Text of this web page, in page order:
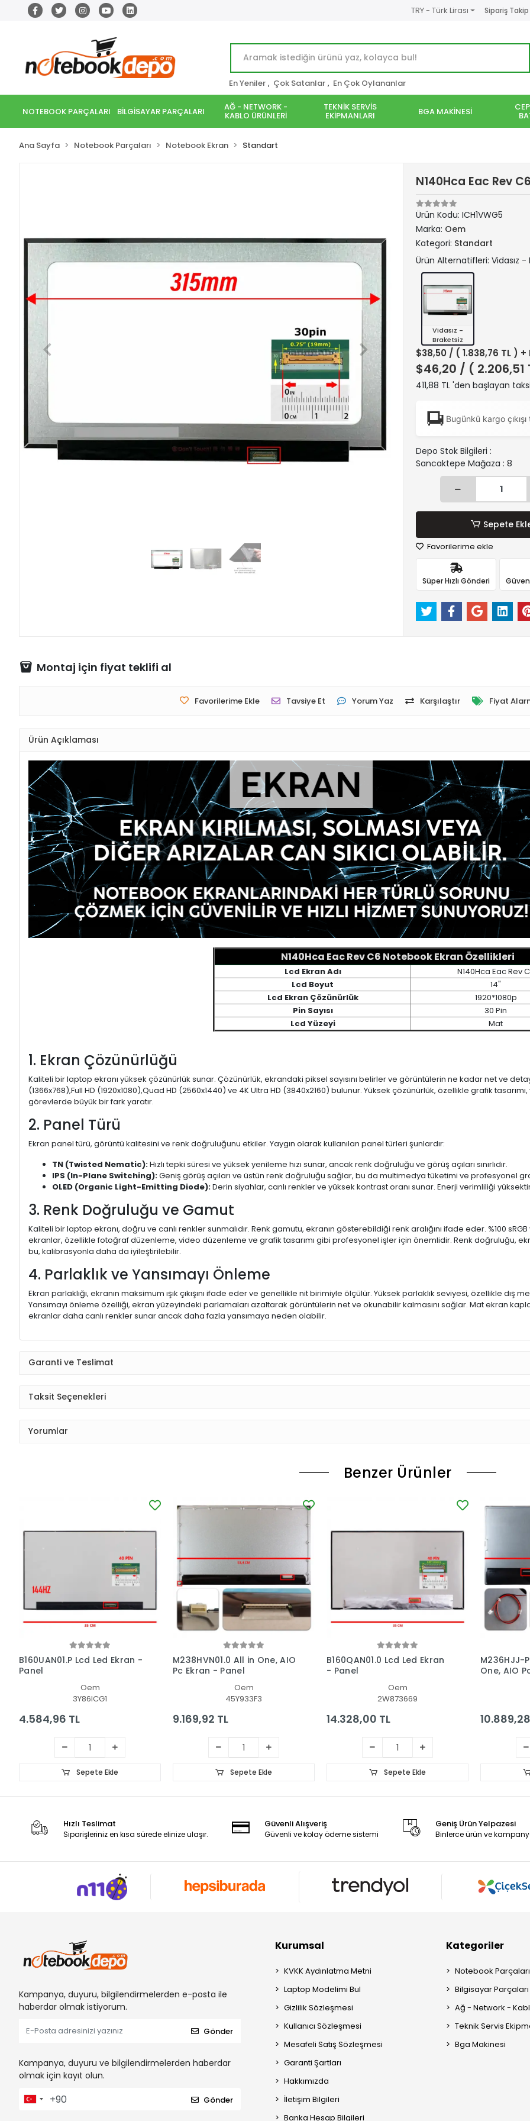
TRY - Türk Lirası Sipariş Takip
En Yeniler , Çok Satanlar , En Çok Oylananlar
NOTEBOOK PARÇALARI BİLGİSAYAR PARÇALARI AĞ - NETWORK -
KABLO ÜRÜNLERİ
TEKNİK SERVİS
EKİPMANLARI BGA MAKİNESİ
Ana Sayfa Notebook Parçaları Notebook Ekran Standart
N140Hca Eac Rev
Ürün Kodu: ICH1VWG5
Marka: Oem
Kategori: Standart
Ürün Alternatifleri: Vidasız -
Vidasız -
Braketsiz
$38,50 / ( 1.838,76 TL ) +
$46,20 / ( 2.206,51
411,88 TL 'den başlayan
Bugünkü kargo
Depo Stok Bilgileri :
Sancaktepe Mağaza : 8
Sepete
Favorilerime ekle
Süper Hızlı Gönderi
Montaj için fiyat teklifi al
Favorilerime Ekle Tavsiye Et Yorum Yaz Karşılaştır Fiyat
Ürün Açıklaması
N140Hca Eac Rev C6 Notebook Ekran Özellikleri
Lcd Ekran Adı
N140Hca Eac Rev
Lcd Boyut
14"
Lcd Ekran Çözünürlük
1920*1080p
Pin Sayısı
30 Pin
Lcd Yüzeyi
Mat
1. Ekran Çözünürlüğü
Kaliteli bir laptop ekranı yüksek çözünürlük sunar. Çözünürlük, ekrandaki piksel sayısını belirler ve görüntülerin ne kadar net ve
(1366x768),Full HD (1920x1080),Quad HD (2560x1440) ve 4K Ultra HD (3840x2160) bulunur. Yüksek çözünürlük, özellikle grafik
görevlerde büyük bir fark yaratır.
2. Panel Türü
Ekran panel türü, görüntü kalitesini ve renk doğruluğunu etkiler. Yaygın olarak kullanılan panel türleri şunlardır:
TN (Twisted Nematic):Hızlı tepki süresi ve yüksek yenileme hızı sunar, ancak renk doğruluğu ve görüş açıları sınırlıdır.
IPS (In-Plane Switching):Geniş görüş açıları ve üstün renk doğruluğu sağlar, bu da multimedya tüketimi ve profesyonel
OLED (Organic Light-Emitting Diode):Derin siyahlar, canlı renkler ve yüksek kontrast oranı sunar. Enerji verimliliği
3. Renk Doğruluğu ve Gamut
Kaliteli bir laptop ekranı, doğru ve canlı renkler sunmalıdır. Renk gamutu, ekranın gösterebildiği renk aralığını ifade eder. %100
ekranlar, özellikle fotoğraf düzenleme, video düzenleme ve grafik tasarımı gibi profesyonel işler için önemlidir. Renk doğruluğu,
bu, kalibrasyonla daha da iyileştirilebilir.
4. Parlaklık ve Yansımayı Önleme
Ekran parlaklığı, ekranın maksimum ışık çıkışını ifade eder ve genellikle nit birimiyle ölçülür. Yüksek parlaklık seviyesi, özellikle dış
Yansımayı önleme özelliği, ekran yüzeyindeki parlamaları azaltarak görüntülerin net ve okunabilir kalmasını sağlar. Mat ekran
ekranlar daha canlı renkler sunar ancak daha fazla yansımaya neden olabilir.
Garanti ve Teslimat
Taksit Seçenekleri
Yorumlar
Benzer Ürünler
B160UAN01.P Lcd Led Ekran -
Panel
Oem
3Y86ICG1
4.584,96 TL
Sepete Ekle
M238HVN01.0 All in One, AIO
Pc Ekran - Panel
Oem
45Y933F3
9.169,92 TL
Sepete Ekle
B160QAN01.0 Lcd Led Ekran
- Panel
Oem
2W873669
14.328,00 TL
Sepete Ekle
M236HJJ-
One, AIO
Hızlı Teslimat
Siparişleriniz en kısa sürede elinize ulaşır.
Güvenli Alışveriş
Güvenli ve kolay ödeme sistemi
Geniş Ürün Yelpazesi
Binlerce ürün ve
Kampanya, duyuru, bilgilendirmelerden e-posta ile
haberdar olmak istiyorum.
Gönder
Kampanya, duyuru ve bilgilendirmelerden haberdar
olmak için kayıt olun.
Gönder
Kurumsal
KVKK Aydınlatma Metni
Laptop Modelimi Bul
Gizlilik Sözleşmesi
Kullanıcı Sözleşmesi
Mesafeli Satış Sözleşmesi
Garanti Şartları
Hakkımızda
İletişim Bilgileri
Banka Hesap Bilgileri
Kategoriler
Notebook Parçaları
Bilgisayar Parçaları
Ağ - Network -
Teknik Servis
Bga Makinesi